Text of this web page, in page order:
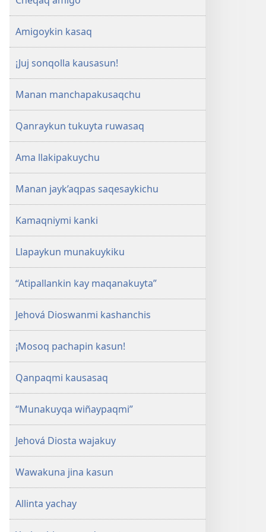
Amigoykin kasaq
¡Juj sonqolla kausasun!
Manan manchapakusaqchu
Qanraykun tukuyta ruwasaq
Ama llakipakuychu
Manan jayk’aqpas saqesaykichu
Kamaqniymi kanki
Llapaykun munakuykiku
“Atipallankin kay maqanakuyta”
Jehová Dioswanmi kashanchis
¡Mosoq pachapin kasun!
Qanpaqmi kausasaq
“Munakuyqa wiñaypaqmi”
Jehová Diosta wajakuy
Wawakuna jina kasun
Allinta yachay